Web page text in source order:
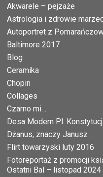
Akwarele – pejzaże
Astrologia i zdrowie
Autoportret z
Baltimore 2017
Blog
Ceramika
Chopin
Collages
Czarno mi…
Desa Modern Pl.
Dżanus, znaczy Janusz
Flirt towarzyski luty 2016
Fotoreportaż z promocji
Ostatni Bal – listopad 2024